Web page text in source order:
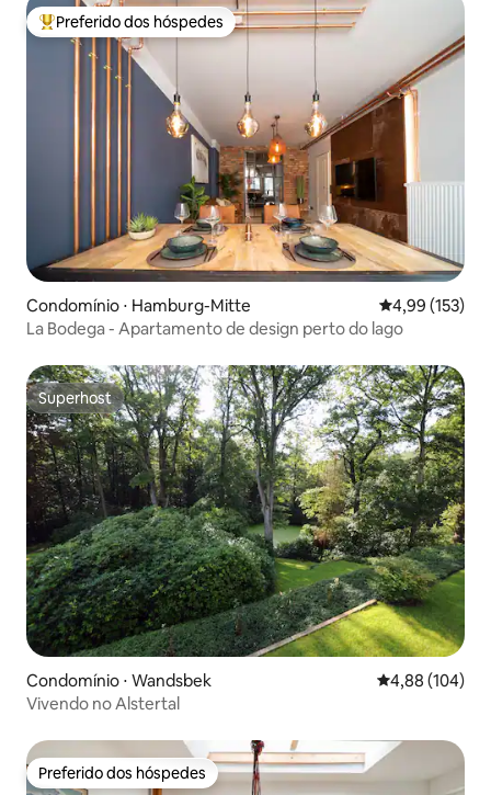
Entre os melhores preferidos dos hóspedes
Preferido dos hóspedes
Condomínio ⋅ Hamburg-Mitte 4,99 de uma
4,99 (153)
La Bodega - Apartamento de design perto do lago
Superhost
Superhost
Condomínio ⋅ Wandsbek 4,88 de uma
4,88 (104)
Vivendo no Alstertal
Preferido dos hóspedes
Preferido dos hóspedes